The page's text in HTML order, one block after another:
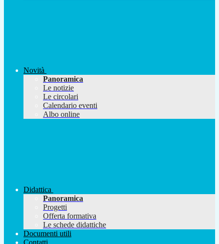
Novità
Panoramica
Le notizie
Le circolari
Calendario eventi
Albo online
Didattica
Panoramica
Progetti
Offerta formativa
Le schede didattiche
Documenti utili